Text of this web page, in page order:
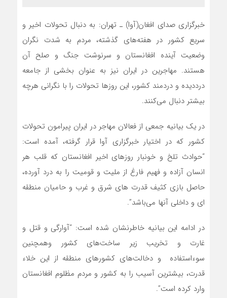
خبرگزاری صدای افغان(آوا) ـ تهران: به دنبال تحولات اخیر و
سریع کشور در هفته‌های گذشته، مردم به شدت نگران
وضعیت آینده افغانستان و سرنوشت جنگ و صلح آن
هستند. مهاجرین در ایران نیز به عنوان بخشی از جامعه
درددیده و دردمند کشور، این روزها تحولات را با نگرانی هرچه
بیشتر دنبال می‌کنند.
در یک بیانیه جمعی از فعالان مهاجر در ایران پیرامون تحولات
کشور که در اختیار خبرگزاری آوا قرار گرفته، آمده است:
“حوادث تلخ و خونبار روزهای اخیر افغانستان که قلب هر
انسان آزاده و فهیم فارغ از ملیت و قومیت را به درد آورده،
حاصل بازی کثیف قدرت های شرق و غرب و حامیان منطقه
ای و داخلی آنها می‌باشد”.
در ادامه این بیانیه خاطرنشان شده است: “آوارگی و قتل و
غارت و تخریب زیر ساخت‌های کشور و‌همچنین
سوءاستفاده و دخالت‌های کشورهای منطقه از این خلاء
قدرت، بیشترین آسیب را به کشور و مردم مظلوم افغانستان
وارد کرده است”.